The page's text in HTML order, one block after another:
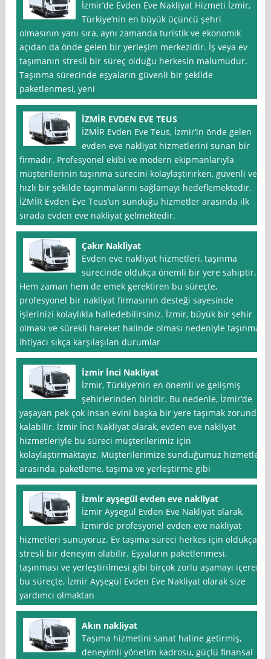
İzmir’de Evden Eve Nakliyat Hizmeti İzmir,
Türkiye’nin en büyük üçüncü şehri
olmasının yanı sıra, aynı zamanda turistik ve ekonomik
açıdan da önde gelen bir yerleşim merkezidir. İş veya ev
taşımanın stresli bir süreç olduğu herkesin malumudur.
Taşınma sürecinde eşyaların güvenli bir şekilde
paketlenmesi, yeni
İZMİR EVDEN EVE TEUS
İZMİR Evden Eve Teus, İzmir’in önde gelen
evden eve nakliyat hizmetlerini sunan bir
firmadır. Profesyonel ekibi ve modern ekipmanlarıyla
müşterilerinin taşınma sürecini kolaylaştırırken, güvenli ve
hızlı bir şekilde taşınmalarını sağlamayı hedeflemektedir.
İZMİR Evden Eve Teus’un sunduğu hizmetler arasında ilk
sırada evden eve nakliyat gelmektedir.
Çakır Nakliyat
Evden eve nakliyat hizmetleri, taşınma
sürecinde oldukça önemli bir yere sahiptir.
Hem zaman hem de emek gerektiren bu süreçte,
profesyonel bir nakliyat firmasının desteği sayesinde
işlerinizi kolaylıkla halledebilirsiniz. İzmir, büyük bir şehir
olması ve sürekli hareket halinde olması nedeniyle taşınma
ihtiyacı sıkça karşılaşılan durumlar
İzmir İnci Nakliyat
İzmir, Türkiye’nin en önemli ve gelişmiş
şehirlerinden biridir. Bu nedenle, İzmir’de
yaşayan pek çok insan evini başka bir yere taşımak zorunda
kalabilir. İzmir İnci Nakliyat olarak, evden eve nakliyat
hizmetleriyle bu süreci müşterilerimiz için
kolaylaştırmaktayız. Müşterilerimize sunduğumuz hizmetler
arasında, paketleme, taşıma ve yerleştirme gibi
İzmir ayşegül evden eve nakliyat
İzmir Ayşegül Evden Eve Nakliyat olarak,
İzmir’de profesyonel evden eve nakliyat
hizmetleri sunuyoruz. Ev taşıma süreci herkes için oldukça
stresli bir deneyim olabilir. Eşyaların paketlenmesi,
taşınması ve yerleştirilmesi gibi birçok zorlu aşamayı içeren
bu süreçte, İzmir Ayşegül Evden Eve Nakliyat olarak size
yardımcı olmaktan
Akın nakliyat
Taşıma hizmetini sanat haline getirmiş,
deneyimli yönetim kadrosu, güçlü finansal